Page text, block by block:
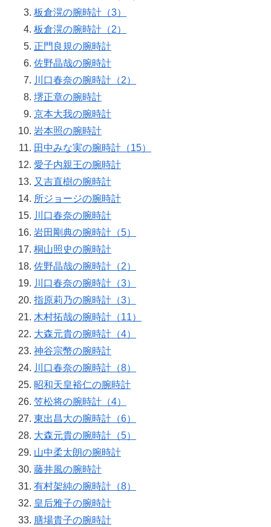
板倉滉の腕時計（3）
板倉滉の腕時計（2）
正門良規の腕時計
佐野晶哉の腕時計
川口春奈の腕時計（2）
堺正章の腕時計
京本大我の腕時計
岩本照の腕時計
田中みな実の腕時計（15）
愛子内親王の腕時計
又吉直樹の腕時計
所ジョージの腕時計
川口春奈の腕時計
岩田剛典の腕時計（5）
桐山照史の腕時計
佐野晶哉の腕時計（2）
川口春奈の腕時計（3）
指原莉乃の腕時計（3）
木村拓哉の腕時計（11）
大森元貴の腕時計（4）
神谷宗幣の腕時計
川口春奈の腕時計（8）
昭和天皇裕仁の腕時計
笠松将の腕時計（4）
東出昌大の腕時計（6）
大森元貴の腕時計（5）
山中柔太朗の腕時計
藤井風の腕時計
有村架純の腕時計（8）
皇后雅子の腕時計
膳場貴子の腕時計